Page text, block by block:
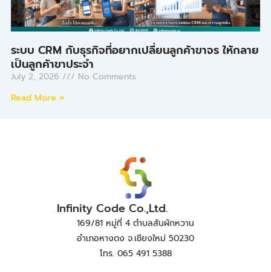
ระบบ CRM กับธุรกิจที่อยากเปลี่ยนลูกค้าขาจร ให้กลาย
เป็นลูกค้าขาประจำ
July 2, 2026
No Comments
Read More »
Infinity Code Co.,Ltd.
169/81 หมู่ที่ 4 ตำบลสันผักหวาน
อำเภอหางดง จ.เชียงใหม่ 50230
โทร. 065 491 5388